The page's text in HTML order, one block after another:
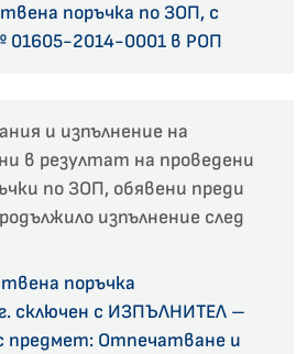
поръчка по ЗОП, с
01605-2014-0001 в РОП
и изпълнение на
в резултат на проведени
по ЗОП, обявени преди
изпълнение след
поръчка
сключен с ИЗПЪЛНИТЕЛ –
предмет: Отпечатване и